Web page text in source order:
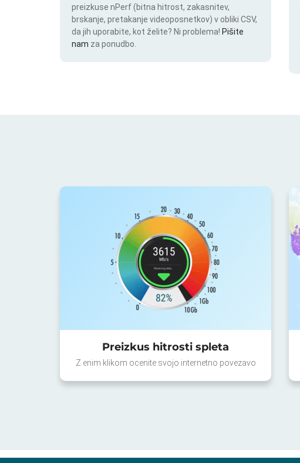
preizkuse nPerf (bitna hitrost, zakasnitev,
brskanje, pretakanje videoposnetkov) v obliki CSV,
da jih uporabite, kot želite? Ni problema! Pišite
nam za ponudbo.
Preizkus hitrosti spleta
Z enim klikom ocenite svojo internetno povezavo